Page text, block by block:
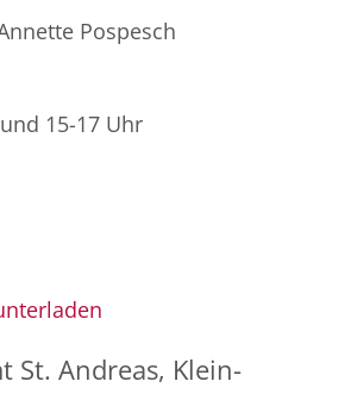
Pospesch
15-17 Uhr
St. Andreas, Klein-